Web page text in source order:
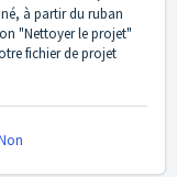
à partir du ruban
"Nettoyer le projet"
fichier de projet